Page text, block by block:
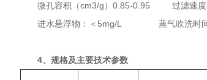
微孔容积（cm3/g）0.85-0.95 过滤速
进水悬浮物：＜5mg/L 蒸气吹洗时间
4、规格及主要技术参数